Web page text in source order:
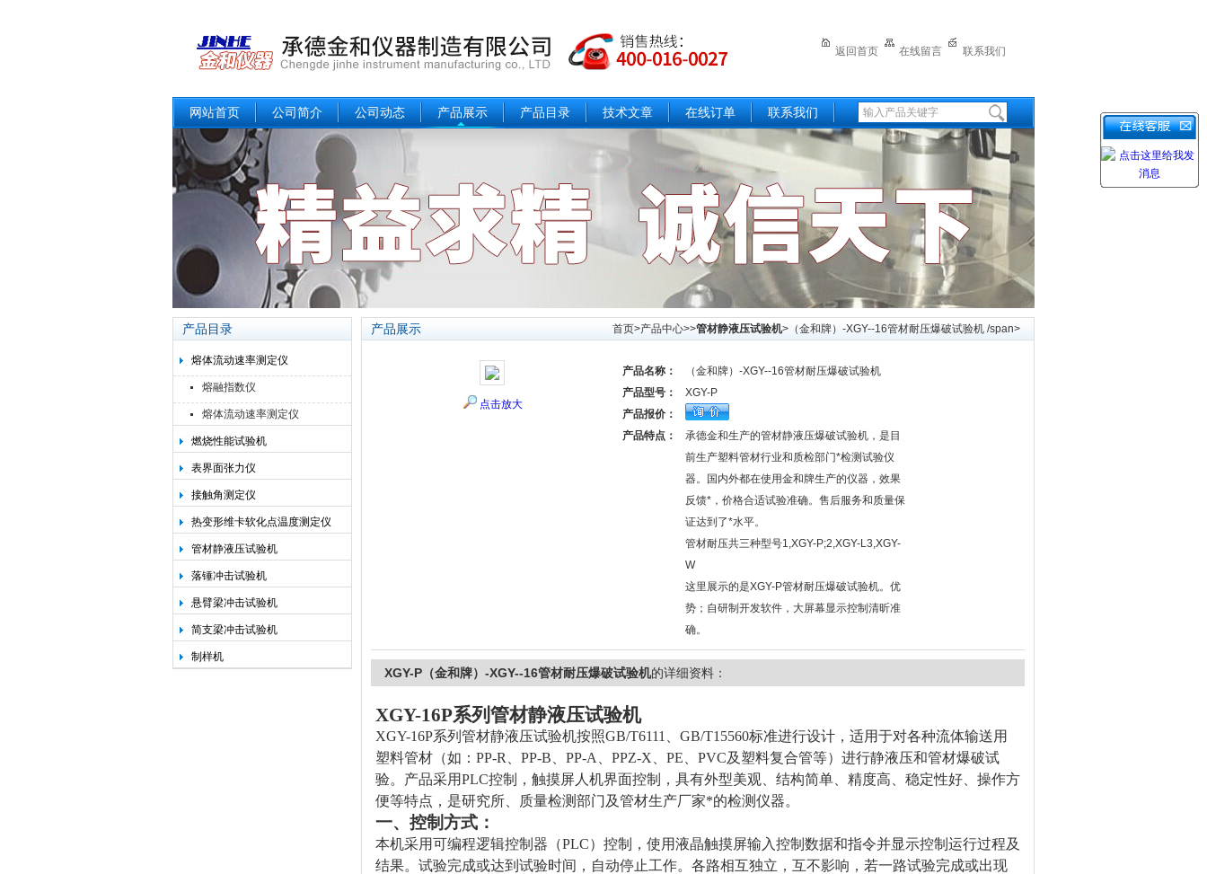
返回首页 在线留言 联系我们
网站首页 公司简介 公司动态 产品展示 产品目录 技术文章 在线订单 联系我们
产品目录
熔体流动速率测定仪
熔融指数仪
熔体流动速率测定仪
燃烧性能试验机
表界面张力仪
接触角测定仪
热变形维卡软化点温度测定仪
管材静液压试验机
落锤冲击试验机
悬臂梁冲击试验机
简支梁冲击试验机
制样机
产品展示 首页>产品中心>>管材静液压试验机>（金和牌）-XGY--16管材耐压爆破试验机 /span>
点击放大
产品名称：
（金和牌）-XGY--16管材耐压爆破试验机
产品型号：
XGY-P
产品报价：
产品特点：
承德金和生产的管材静液压爆破试验机，是目
前生产塑料管材行业和质检部门*检测试验仪
器。国内外都在使用金和牌生产的仪器，效果
反馈*，价格合适试验准确。售后服务和质量保
证达到了*水平。
管材耐压共三种型号1,XGY-P;2,XGY-L3,XGY-
W
这里展示的是XGY-P管材耐压爆破试验机。优
势；自研制开发软件，大屏幕显示控制清昕准
确。
XGY-P（金和牌）-XGY--16管材耐压爆破试验机的详细资料：
XGY-16P系列管材静液压试验机
XGY-16P系列管材静液压试验机按照GB/T6111、GB/T15560标准进行设计，适用于对各种流体输送用
塑料管材（如：PP-R、PP-B、PP-A、PPZ-X、PE、PVC及塑料复合管等）进行静液压和管材爆破试
验。产品采用PLC控制，触摸屏人机界面控制，具有外型美观、结构简单、精度高、稳定性好、操作方
便等特点，是研究所、质量检测部门及管材生产厂家*的检测仪器。
一、控制方式：
本机采用可编程逻辑控制器（PLC）控制，使用液晶触摸屏输入控制数据和指令并显示控制运行过程及
结果。试验完成或达到试验时间，自动停止工作。各路相互独立，互不影响，若一路试验完成或出现